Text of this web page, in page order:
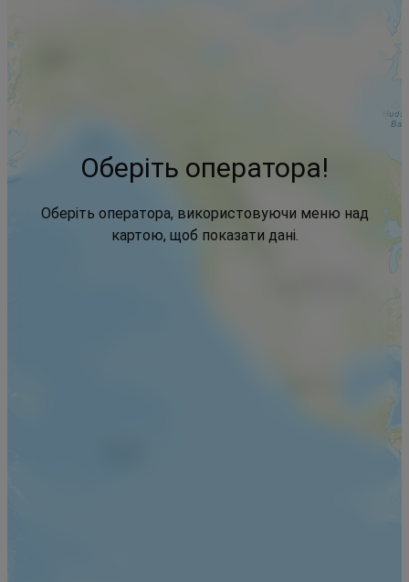
Оберіть оператора!
Оберіть оператора, використовуючи меню над
картою, щоб показати дані.